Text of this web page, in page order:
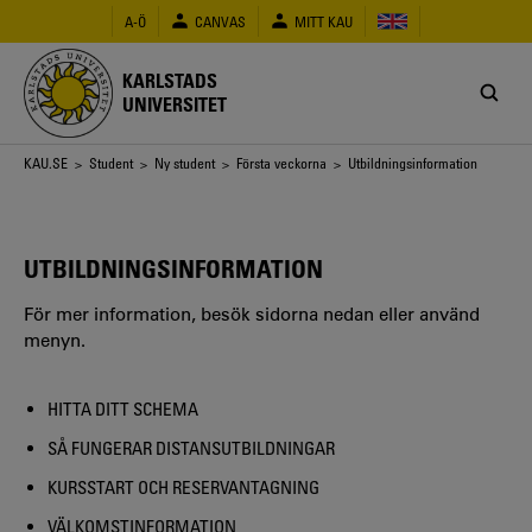
huvudinnehåll
A-Ö CANVAS MITT KAU
KARLSTADS
UNIVERSITET
Länkstig
KAU.SE > Student > Ny student > Första veckorna > Utbildningsinformation
UTBILDNINGSINFORMATION
För mer information, besök sidorna nedan eller använd
menyn.
HITTA DITT SCHEMA
SÅ FUNGERAR DISTANSUTBILDNINGAR
KURSSTART OCH RESERVANTAGNING
VÄLKOMSTINFORMATION